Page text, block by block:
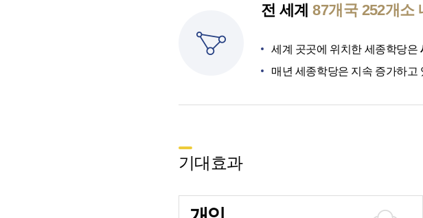
전 세계87개국 252개소
세계 곳곳에 위치한 세종학당은
매년 세종학당은 지속 증가하고
기대효과